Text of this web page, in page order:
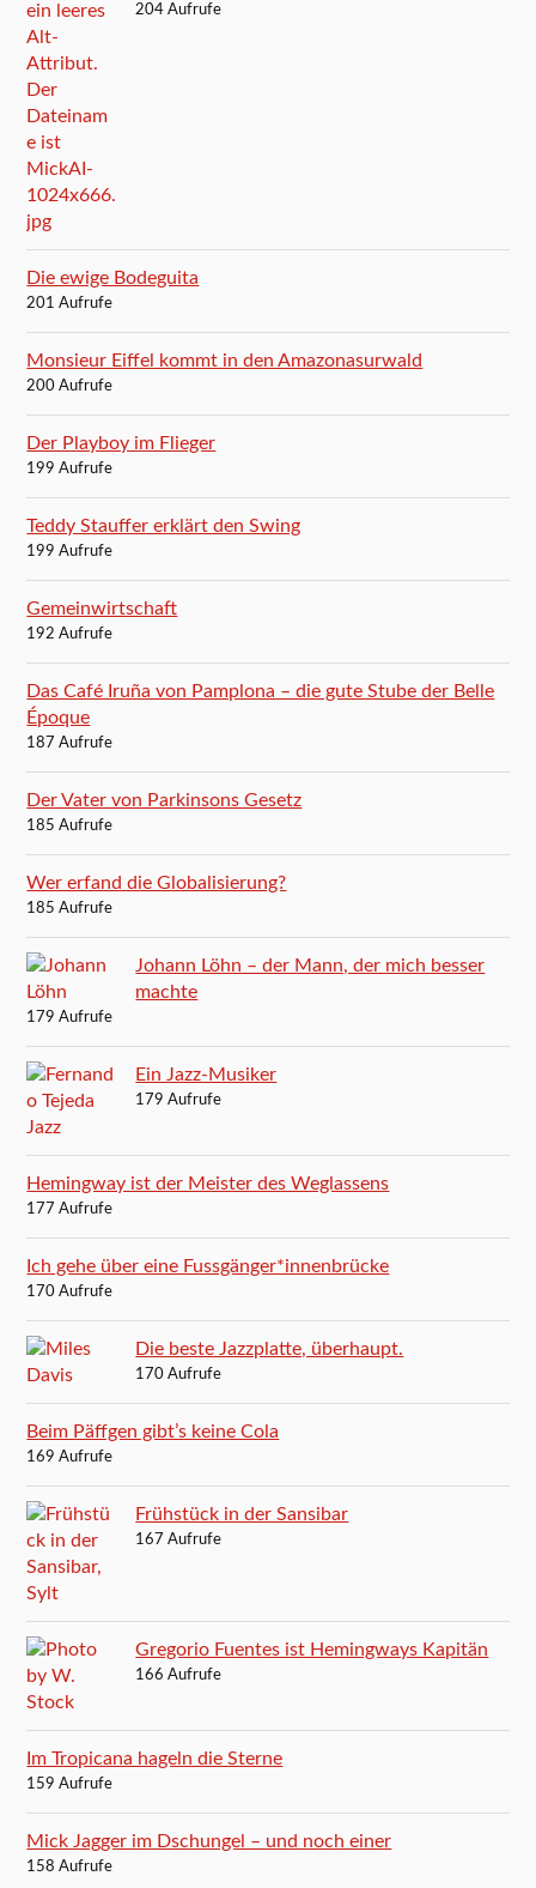
204 Aufrufe
Die ewige Bodeguita
201 Aufrufe
Monsieur Eiffel kommt in den Amazonasurwald
200 Aufrufe
Der Playboy im Flieger
199 Aufrufe
Teddy Stauffer erklärt den Swing
199 Aufrufe
Gemeinwirtschaft
192 Aufrufe
Das Café Iruña von Pamplona – die gute Stube der Belle
Époque
187 Aufrufe
Der Vater von Parkinsons Gesetz
185 Aufrufe
Wer erfand die Globalisierung?
185 Aufrufe
Johann Löhn – der Mann, der mich besser
machte
179 Aufrufe
Ein Jazz-Musiker
179 Aufrufe
Hemingway ist der Meister des Weglassens
177 Aufrufe
Ich gehe über eine Fussgänger*innenbrücke
170 Aufrufe
Die beste Jazzplatte, überhaupt.
170 Aufrufe
Beim Päffgen gibt’s keine Cola
169 Aufrufe
Frühstück in der Sansibar
167 Aufrufe
Gregorio Fuentes ist Hemingways Kapitän
166 Aufrufe
Im Tropicana hageln die Sterne
159 Aufrufe
Mick Jagger im Dschungel – und noch einer
158 Aufrufe